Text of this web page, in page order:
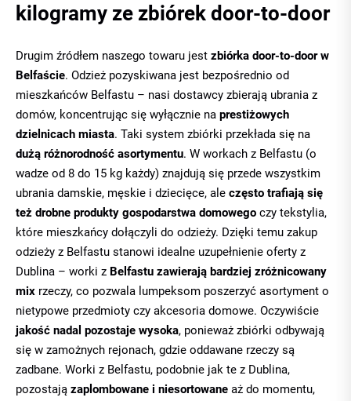
kilogramy ze zbiórek door-to-door
Drugim źródłem naszego towaru jest zbiórka door-to-door w
Belfaście. Odzież pozyskiwana jest bezpośrednio od
mieszkańców Belfastu – nasi dostawcy zbierają ubrania z
domów, koncentrując się wyłącznie na prestiżowych
dzielnicach miasta. Taki system zbiórki przekłada się na
dużą różnorodność asortymentu. W workach z Belfastu (o
wadze od 8 do 15 kg każdy) znajdują się przede wszystkim
ubrania damskie, męskie i dziecięce, ale często trafiają się
też drobne produkty gospodarstwa domowego czy tekstylia,
które mieszkańcy dołączyli do odzieży. Dzięki temu zakup
odzieży z Belfastu stanowi idealne uzupełnienie oferty z
Dublina – worki z Belfastu zawierają bardziej zróżnicowany
mix rzeczy, co pozwala lumpeksom poszerzyć asortyment o
nietypowe przedmioty czy akcesoria domowe. Oczywiście
jakość nadal pozostaje wysoka, ponieważ zbiórki odbywają
się w zamożnych rejonach, gdzie oddawane rzeczy są
zadbane. Worki z Belfastu, podobnie jak te z Dublina,
pozostają zaplombowane i niesortowane aż do momentu,